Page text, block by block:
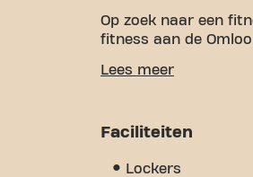
Op zoek naar een
fitness aan de
Wij begrijpen hoe
apparatuur, video-
steun vindt van
Lees meer
Faciliteiten
Lockers